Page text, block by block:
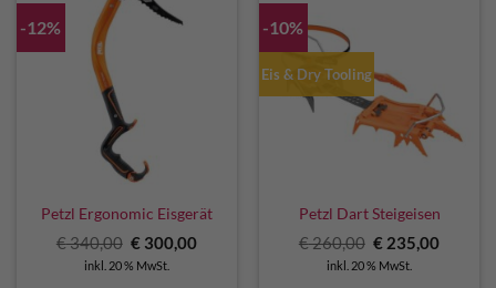
-12%
Petzl Ergonomic Eisgerät
€340,00 Ursprünglicher
Preis
war:
€ 300,00Aktueller
inkl. 20 % MwSt.
-10%
Eis & Dry Tooling
Petzl Dart Steigeisen
€260,00 Ursprünglicher
Preis
war:
€ 235,00
inkl. 20 % MwSt.